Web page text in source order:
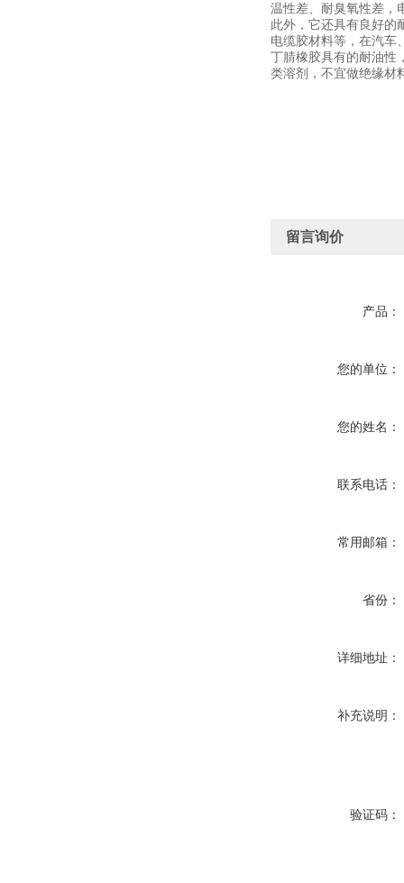
温性差、耐臭氧性差，
此外，它还具有良好的
电缆胶材料等，在汽车
丁腈橡胶具有的耐油性
类溶剂，不宜做绝缘材
留言询价
产品：
您的单位：
您的姓名：
联系电话：
常用邮箱：
省份：
详细地址：
补充说明：
验证码：